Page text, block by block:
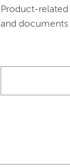
Product-
and documents